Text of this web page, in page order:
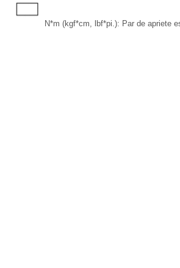
N*m (kgf*cm, lbf*pi.): Par de apriete